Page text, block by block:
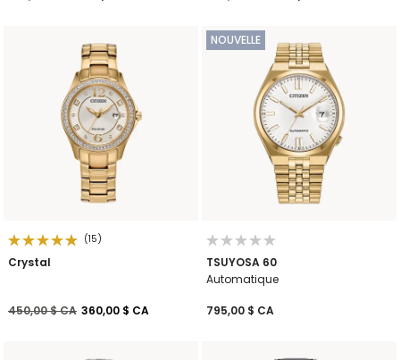
(15)
Crystal
Prix réduit de
450,00 $ CAà360,00 $ CA
NOUVELLE
TSUYOSA 60
Automatique
795,00 $ CA